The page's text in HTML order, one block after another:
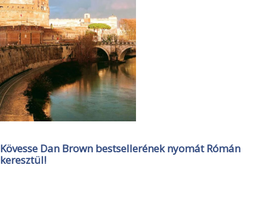
Kövesse Dan Brown bestsellerének nyomát Rómán
keresztül!